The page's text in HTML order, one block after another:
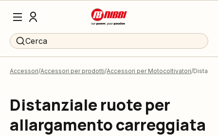
Cerca
Accessori Accessori per prodotti Accessori per Motocoltivatori
Distanziale ruote per
allargamento carreggiata